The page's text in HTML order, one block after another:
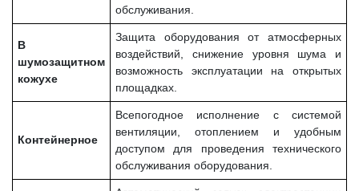
обслуживания.
В
шумозащитном
кожухе
Защита оборудования от атмосферных
воздействий, снижение уровня шума и
возможность эксплуатации на открытых
площадках.
Контейнерное
Всепогодное исполнение с системой
вентиляции, отоплением и удобным
доступом для проведения технического
обслуживания оборудования.